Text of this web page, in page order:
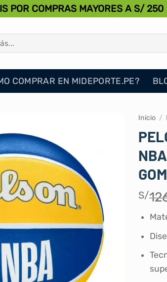
POR COMPRAS MAYORES A S/ 250
COMPRAR EN MIDEPORTE.PE?
Inicio /
S/